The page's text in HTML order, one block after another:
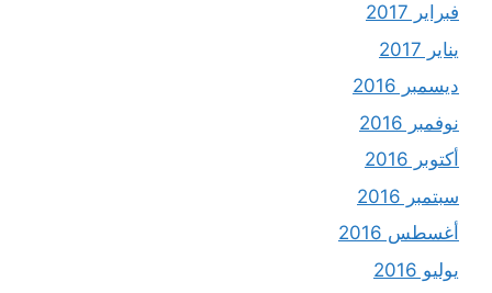
فبراير 2017
يناير 2017
ديسمبر 2016
نوفمبر 2016
أكتوبر 2016
سبتمبر 2016
أغسطس 2016
يوليو 2016